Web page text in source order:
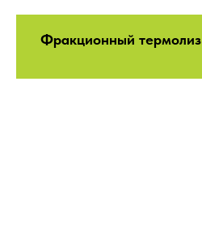
Фракционный термолиз